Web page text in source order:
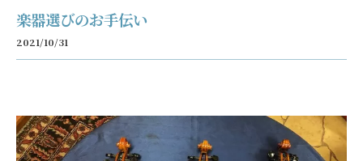
楽器選びのお手伝い
2021/10/31